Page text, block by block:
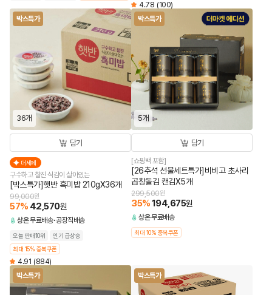
4.78 (100)
박스특가
36개
담기
더세페
구수하고 찰진 식감이 살아있는
[박스특가]햇반 흑미밥 210gX36개
99,000원
57% 42,570원
상온무료배송 공장직배송
오늘 판매10위
인기 급상승
최대 15% 중복쿠폰
4.91 (884)
박스특가
5개
담기
[쇼핑백 포함]
[26추석 선물세트특가]비비고 초사리
곱창돌김 캔김X5개
299,500원
35%194,675원
상온무료배송
최대 10% 중복쿠폰
박스특가 박스특가